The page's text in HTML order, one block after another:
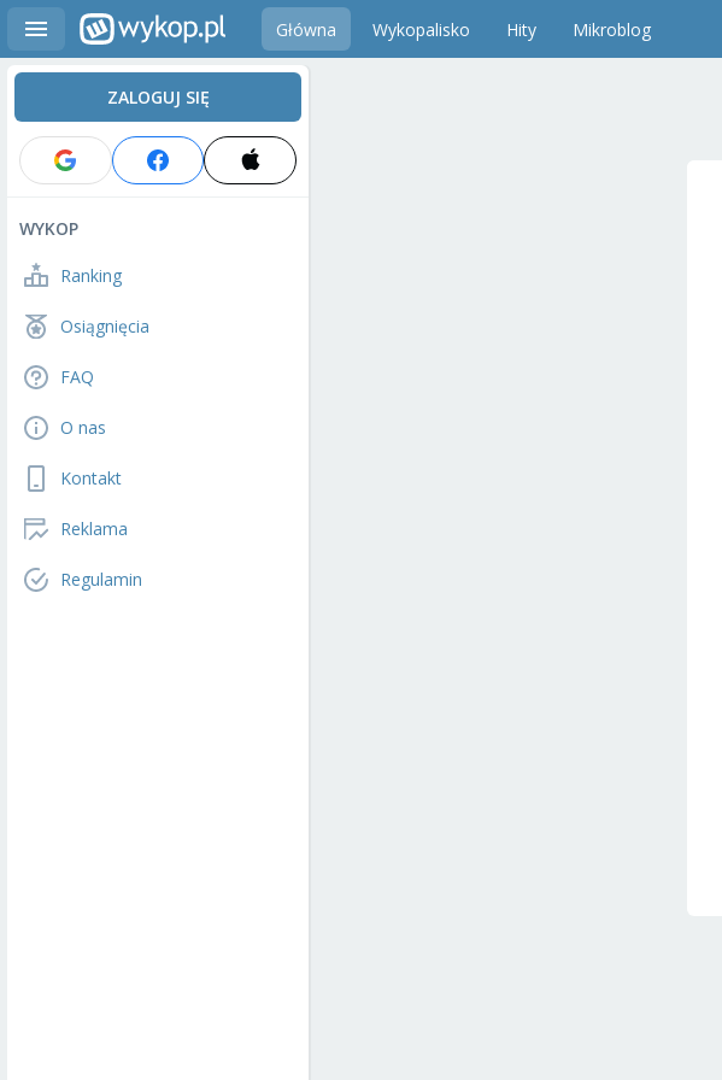
Główna Wykopalisko Hity Mikroblog
ZALOGUJ SIĘ
WYKOP
Ranking
Osiągnięcia
FAQ
O nas
Kontakt
Reklama
Regulamin